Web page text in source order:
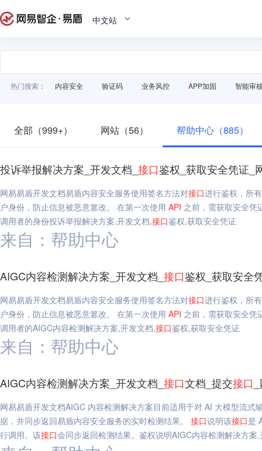
中文站
热门搜索： 内容安全 验证码 业务风控 APP加固 智能审
全部（999+） 网站（56） 帮助中心（885）
投诉举报解决方案_开发文档_ 接口鉴权_获取安全凭证_
网易易盾开发文档易盾内容安全服务使用签名方法对接口进行鉴权，所有
户身份，防止信息被恶意篡改。 在第一次使用 API 之前，需获取安全
调用者的身份投诉举报解决方案,开发文档,接口鉴权,获取安全凭证
来自：帮助中心
AIGC内容检测解决方案_开发文档_ 接口鉴权_获取安全
网易易盾开发文档易盾内容安全服务使用签名方法对接口进行鉴权，所有
户身份，防止信息被恶意篡改。 在第一次使用 API 之前，需获取安全
调用者的AIGC内容检测解决方案,开发文档,接口鉴权,获取安全凭证
来自：帮助中心
AIGC内容检测解决方案_开发文档_ 接口文档_提交接口
网易易盾开发文档AIGC 内容检测解决方案目前适用于对 AI 大模型流式
据，并同步返回易盾内容安全服务的实时检测结果。 接口说明该接口是
行调用。该接口会同步返回检测结果。鉴权说明AIGC内容检测解决方案